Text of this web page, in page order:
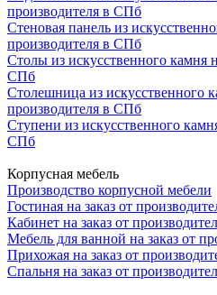
производителя в СПб
Стеновая панель из
производителя в СПб
Столы из искусственного камня
СПб
Столешница из искусственного
производителя в СПб
Ступени из искусственного
СПб
Корпусная мебель
Производство корпусной мебели
Гостиная на заказ от
Кабинет на заказ от
Мебель для ванной на заказ от
Прихожая на заказ от
Спальня на заказ от